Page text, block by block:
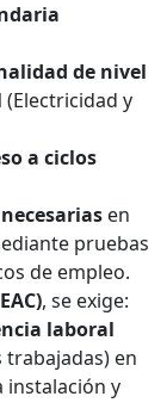
de nivel
(Electricidad y
a ciclos
en
pruebas
de empleo.
, se exige:
laboral
en
instalación y